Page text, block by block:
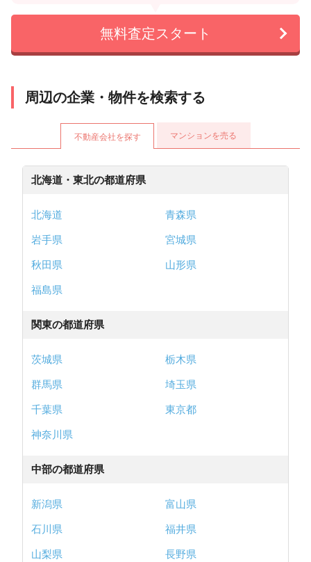
無料査定スタート
周辺の企業・物件を検索する
不動産会社を探す マンションを売る
北海道・東北の都道府県
北海道
青森県
岩手県
宮城県
秋田県
山形県
福島県
関東の都道府県
茨城県
栃木県
群馬県
埼玉県
千葉県
東京都
神奈川県
中部の都道府県
新潟県
富山県
石川県
福井県
山梨県
長野県